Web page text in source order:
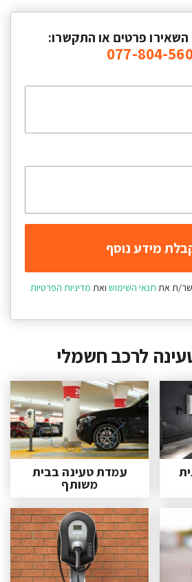
פרטים או התקשרו:
077-804-
ת את תנאי השימוש ואת מדיניות הפרטיות
לרכב חשמלי
עמדת טעינה בבית
משותף